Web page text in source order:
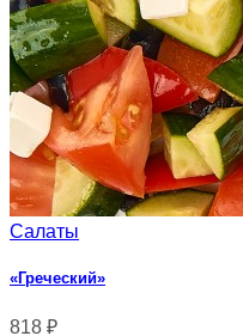
Салаты
«Греческий»
818 ₽